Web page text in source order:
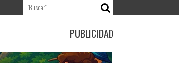
PUBLICIDAD